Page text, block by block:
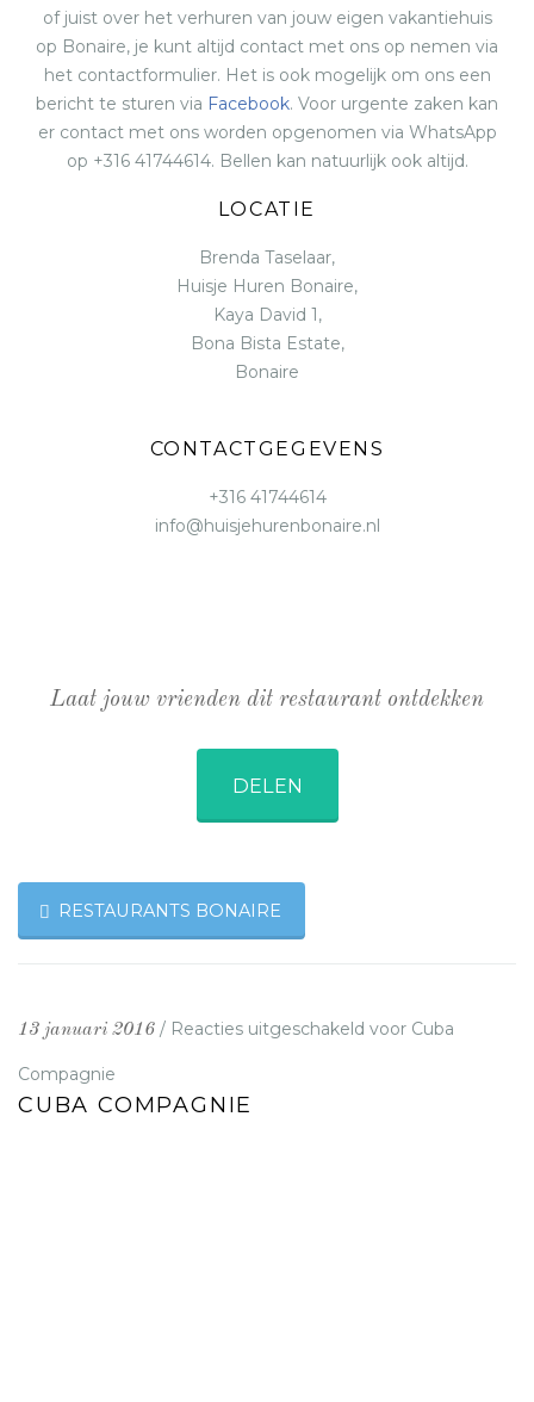
of juist over het verhuren van jouw eigen vakantiehuis
op Bonaire, je kunt altijd contact met ons op nemen via
het contactformulier. Het is ook mogelijk om ons een
bericht te sturen via Facebook. Voor urgente zaken kan
er contact met ons worden opgenomen via WhatsApp
op +316 41744614. Bellen kan natuurlijk ook altijd.
LOCATIE
Brenda Taselaar,
Huisje Huren Bonaire,
Kaya David 1,
Bona Bista Estate,
Bonaire
CONTACTGEGEVENS
+316 41744614
info@huisjehurenbonaire.nl
Laat jouw vrienden dit restaurant ontdekken
DELEN
RESTAURANTS BONAIRE
13 januari 2016 / Reacties uitgeschakeld voor Cuba
Compagnie
CUBA COMPAGNIE